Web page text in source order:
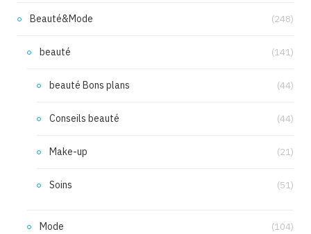
Beauté&Mode (248)
beauté (141)
beauté Bons plans (44)
Conseils beauté (44)
Make-up (21)
Soins (51)
Mode (104)